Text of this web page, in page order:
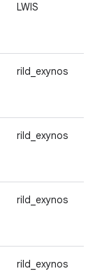
LWIS
rild_exynos
rild_exynos
rild_exynos
rild_exynos